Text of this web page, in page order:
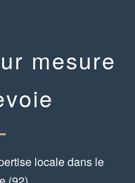
mesure
locale dans le